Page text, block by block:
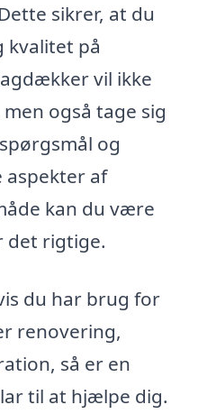
sikrer, at du
kvalitet på
vil ikke
også tage sig
og
aspekter af
kan du være
det rigtige.
du har brug for
renovering,
så er en
til at hjælpe dig.